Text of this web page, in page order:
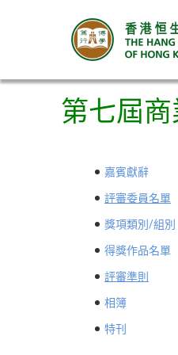
第七屆
嘉賓獻辭
評審委員名單
獎項類別/組別
得獎作品名單
評審準則
相簿
特刊